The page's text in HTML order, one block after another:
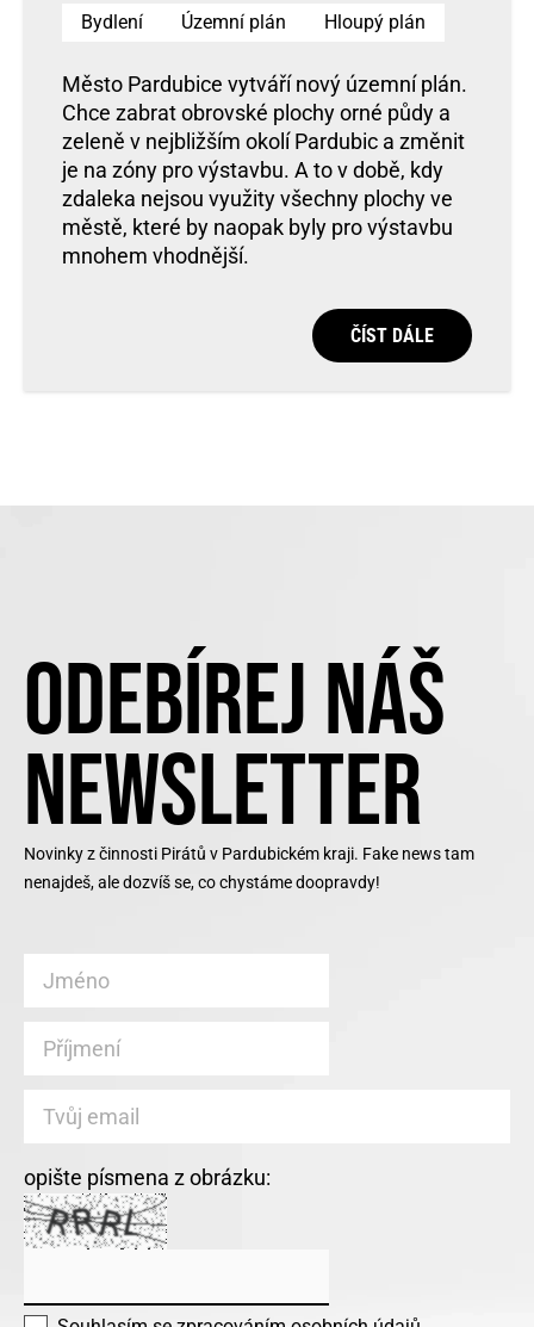
Bydlení Územní plán Hloupý plán
Město Pardubice vytváří nový územní plán.
Chce zabrat obrovské plochy orné půdy a
zeleně v nejbližším okolí Pardubic a změnit
je na zóny pro výstavbu. A to v době, kdy
zdaleka nejsou využity všechny plochy ve
městě, které by naopak byly pro výstavbu
mnohem vhodnější.
ČÍST DÁLE
ODEBÍREJ NÁŠ
NEWSLETTER
Novinky z činnosti Pirátů v Pardubickém kraji. Fake news tam
nenajdeš, ale dozvíš se, co chystáme doopravdy!
opište písmena z obrázku: